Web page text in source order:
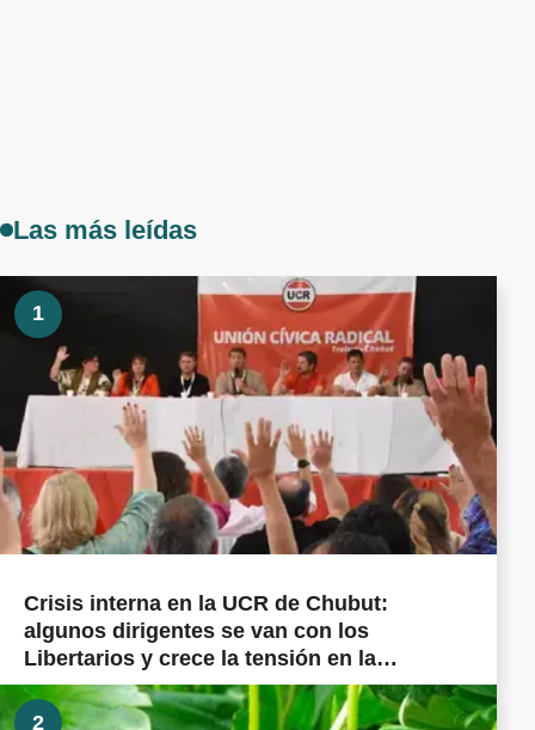
Las más leídas
1
Crisis interna en la UCR de Chubut:
algunos dirigentes se van con los
Libertarios y crece la tensión en la
militancia cordillerana
2